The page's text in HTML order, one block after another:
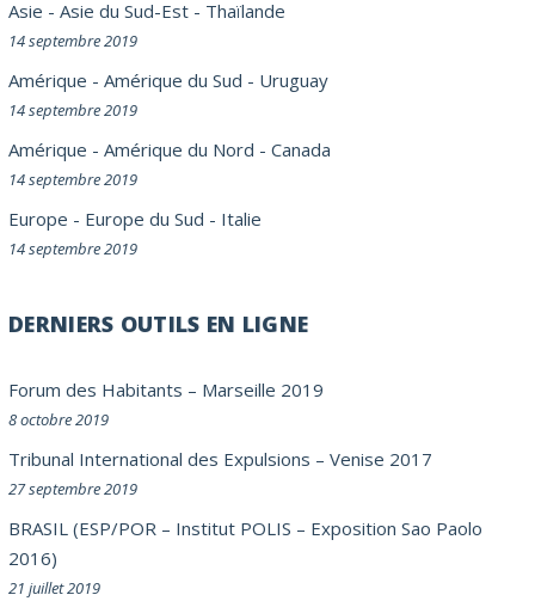
Asie - Asie du Sud-Est - Thaïlande
14 septembre 2019
Amérique - Amérique du Sud - Uruguay
14 septembre 2019
Amérique - Amérique du Nord - Canada
14 septembre 2019
Europe - Europe du Sud - Italie
14 septembre 2019
DERNIERS OUTILS EN LIGNE
Forum des Habitants – Marseille 2019
8 octobre 2019
Tribunal International des Expulsions – Venise 2017
27 septembre 2019
BRASIL (ESP/POR – Institut POLIS – Exposition Sao Paolo
2016)
21 juillet 2019